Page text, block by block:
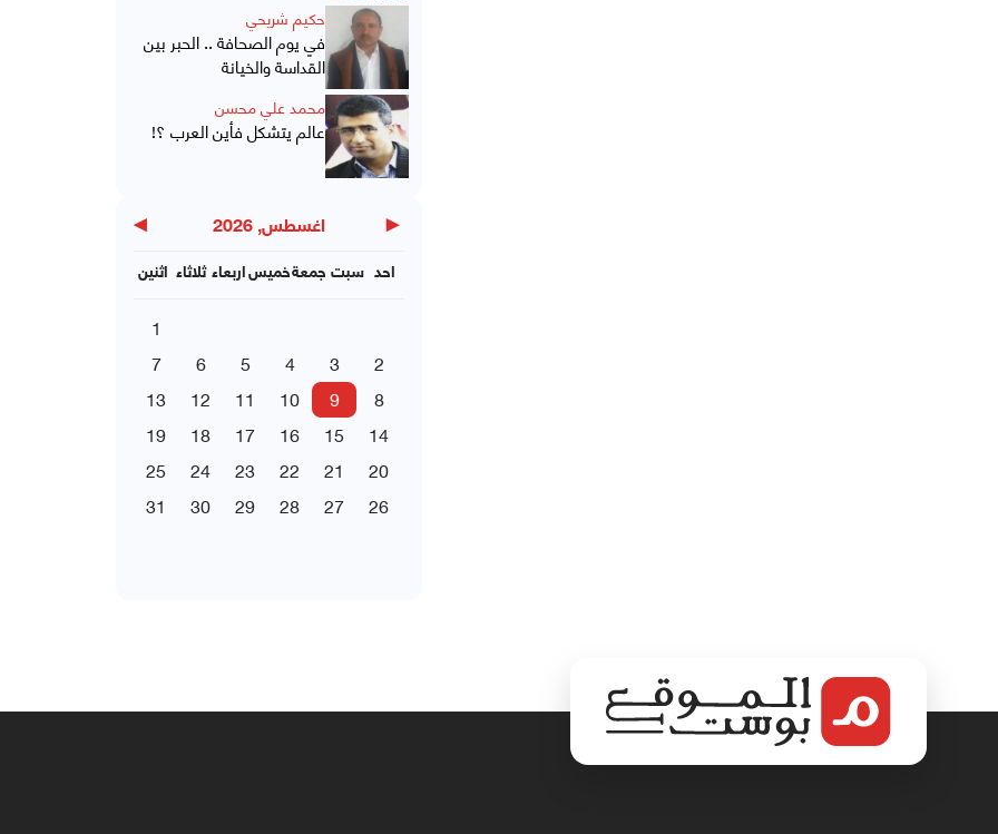
حكيم شريحي
في يوم الصحافة .. الحبر بين
القداسة والخيانة
محمد علي محسن
عالم يتشكل فأين العرب ؟!
◀ اغسطس, 2026 ▶
اثنين ثلاثاء اربعاءخميسجمعة سبت احد
1
2
3
4
5
6
7
8
9
10
11
12
13
14
15
16
17
18
19
20
21
22
23
24
25
26
27
28
29
30
31